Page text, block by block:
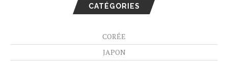
CATÉGORIES
CORÉE
JAPON